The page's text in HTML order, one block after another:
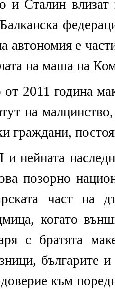
и Сталин влизат
автономия е
на маша на
от 2011 година
на
граждани,
нейната
позорно
част на
когато
с братята
българите
към